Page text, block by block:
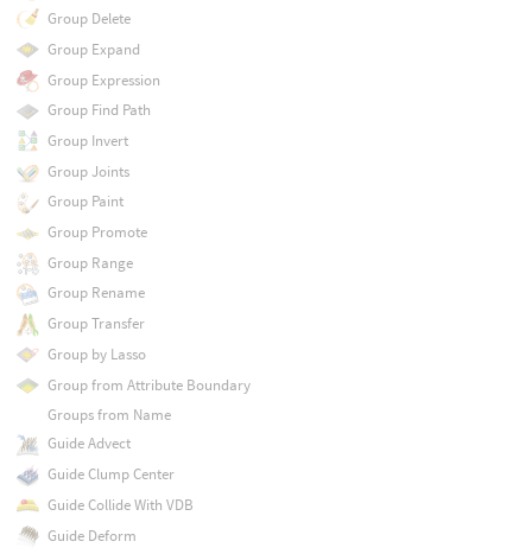
Group Delete
Group Expand
Group Expression
Group Find Path
Group Invert
Group Joints
Group Paint
Group Promote
Group Range
Group Rename
Group Transfer
Group by Lasso
Group from Attribute Boundary
Groups from Name
Guide Advect
Guide Clump Center
Guide Collide With VDB
Guide Deform